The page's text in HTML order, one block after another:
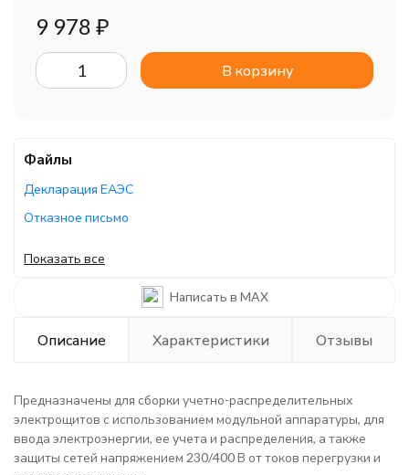
9 978 ₽
В корзину
Файлы
Декларация ЕАЭС
Отказное письмо
Показать все
Написать в MAX
Описание Характеристики Отзывы
Предназначены для сборки учетно-распределительных
электрощитов с использованием модульной аппаратуры, для
ввода электроэнергии, ее учета и распределения, а также
защиты сетей напряжением 230/400 В от токов перегрузки и